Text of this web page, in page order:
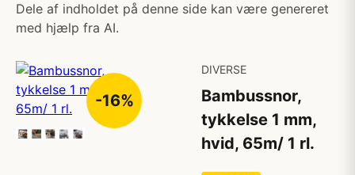
Dele af indholdet på denne side kan være genereret
med hjælp fra AI.
-16%
DIVERSE
Bambussnor,
tykkelse 1 mm,
hvid, 65m/ 1 rl.